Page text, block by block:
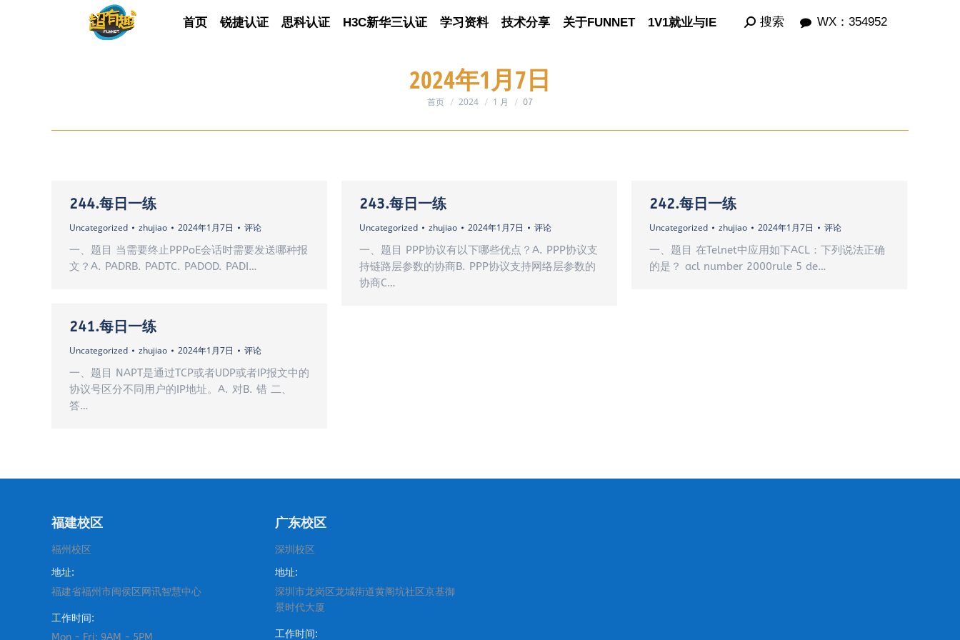
首页 锐捷认证 思科认证 H3C新华三认证 学习资料 技术分享 关于FUNNET 1V1就业与IE Search:
搜索 WX：354952
2024年1月7日
您在这里：
首页 2024 1 月 07
244.每日一练
Uncategorized zhujiao 2024年1月7日 评论
一、题目 当需要终止PPPoE会话时需要发送哪种报
文？A. PADRB. PADTC. PADOD. PADI…
243.每日一练
Uncategorized zhujiao 2024年1月7日 评论
一、题目 PPP协议有以下哪些优点？A. PPP协议支
持链路层参数的协商B. PPP协议支持网络层参数的
协商C…
242.每日一练
Uncategorized zhujiao 2024年1月7日 评论
一、题目 在Telnet中应用如下ACL：下列说法正确
的是？ acl number 2000rule 5 de…
241.每日一练
Uncategorized zhujiao 2024年1月7日 评论
一、题目 NAPT是通过TCP或者UDP或者IP报文中的
协议号区分不同用户的IP地址。A. 对B. 错 二、
答…
福建校区
福州校区
地址:
福建省福州市闽侯区网讯智慧中心
工作时间:
Mon - Fri: 9AM - 5PM
广东校区
深圳校区
地址:
深圳市龙岗区龙城街道黄阁坑社区京基御
景时代大厦
工作时间:
首页 锐捷认证 思科认证 H3C新华三认证 学习资料 技术分享 关于FUNNET 1V1就业与IE Search:
搜索 WX：354952